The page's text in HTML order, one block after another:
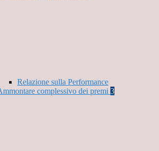
Relazione sulla Performance
complessivo dei premi 3